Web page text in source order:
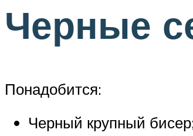
Черные
Понадобится:
Черный крупный